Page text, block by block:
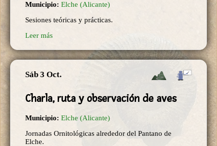
Municipio: Elche (Alicante)
Sesiones teóricas y prácticas.
Leer más
Sáb 3 Oct.
Charla, ruta y observación de aves
Municipio: Elche (Alicante)
Jornadas Ornitológicas alrededor del Pantano de
Elche.